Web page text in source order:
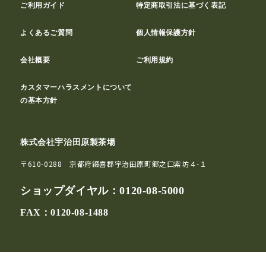
ご利用ガイド 特定商取引法に基づく表記
よくあるご質問 個人情報保護方針
会社概要 ご利用規約
カスタマーハラスメントについて
の基本方針
株式会社宇治田原製茶場
〒610-0288 京都府綴喜郡宇治田原町郷之口紫坊４-１
ショップダイヤル：0120-08-5000
FAX：0120-08-1488